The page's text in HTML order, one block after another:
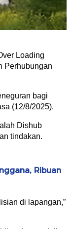
Loading
Perhubungan
bagi
(12/8/2025).
Dishub
tindakan.
Ribuan
di lapangan,”